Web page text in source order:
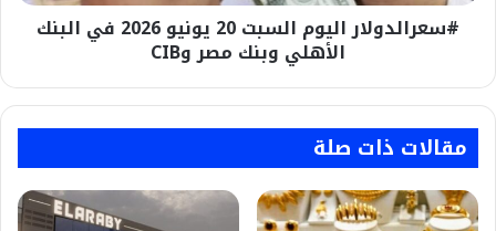
وبنك
#سعرالدولار اليوم السبت 20 يونيو 2026 في البنك
الأهلي وبنك مصر وCIB
مقالات ذات صلة